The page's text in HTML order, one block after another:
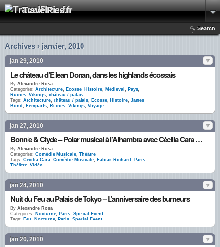
TravelPics.fr
Search
Archives › janvier, 2010
jan 29, 2010
Le château d’Eilean Donan, dans les highlands écossais
By Alexandre Rosa
Categories: Architecture, Ecosse, Histoire, Médieval , Pays,
Ruines, Vikings, château / palais
Tags: Architecture, château / palais, Ecosse, Histoire, James
Bond , Remparts, Ruines, Vikings, Voyage
jan 27, 2010
Bonnie & Clyde – Polar musical à l’Alhambra avec Cécilia Cara et Fabian Richard
By Alexandre Rosa
Categories: Comédie Musicale, Théâtre
Tags: Cécilia Cara, Comédie Musicale, Fabian Richard , Paris,
Théâtre, Vidéo
jan 24, 2010
Nuit du Feu au Palais de Tokyo – L’anniversaire des burneurs
By Alexandre Rosa
Categories: Nocturne, Paris, Special Event
Tags: Feu, Nocturne, Paris, Special Event
jan 20, 2010